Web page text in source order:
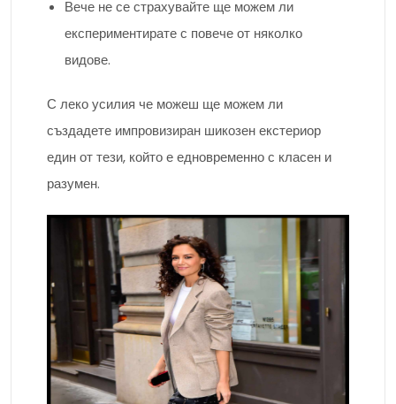
Вече не се страхувайте ще можем ли
експериментирате с повече от няколко
видове.
С леко усилия че можеш ще можем ли
създадете импровизиран шикозен екстериор
един от тези, който е едновременно с класен и
разумен.